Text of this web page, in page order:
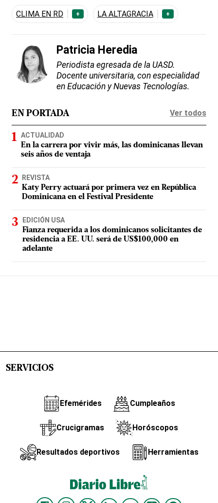
CLIMA EN RD + LA ALTAGRACIA +
Patricia Heredia
Periodista egresada de la UASD.
Docente universitaria, con especialidad
en Educación y Nuevas Tecnologías.
EN PORTADA Ver todos
ACTUALIDAD
En la carrera por vivir más, las dominicanas llevan
seis años de ventaja
REVISTA
Katy Perry actuará por primera vez en República
Dominicana en el Festival Presidente
EDICIÓN USA
Fianza requerida a los dominicanos solicitantes de
residencia a EE. UU. será de US$100,000 en
adelante
SERVICIOS
Efemérides Cumpleaños
Crucigramas Horóscopos
Resultados deportivos Herramientas